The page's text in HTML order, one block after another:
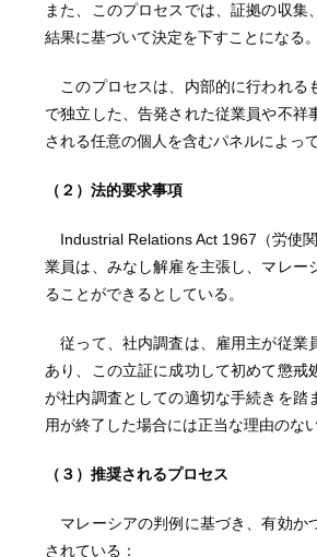
また、このプロセスでは、証拠の収
結果に基づいて決定を下すことになる。
このプロセスは、内部的に行われる
で独立した、告発された従業員や不
される任意の個人を含むパネルによっ
（２）法的要求事項
Industrial Relations Act 1967（労使
業員は、みなし解雇を主張し、マレ
ることができるとしている。
従って、社内調査は、雇用主が従業
あり、この立証に成功して初めて懲
が社内調査としての適切な手続きを踏
用が終了した場合には正当な理由のな
（３）推奨されるプロセス
マレーシアの判例に基づき、有効か
されている：